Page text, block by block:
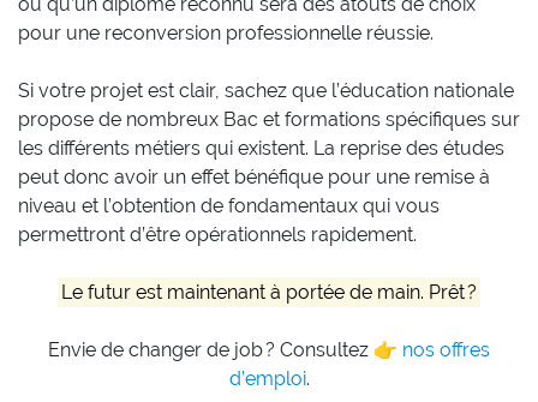
pour une reconversion professionnelle réussie.
Si votre projet est clair, sachez que l’éducation nationale
propose de nombreux Bac et formations spécifiques sur
les différents métiers qui existent. La reprise des études
peut donc avoir un effet bénéfique pour une remise à
niveau et l’obtention de fondamentaux qui vous
permettront d’être opérationnels rapidement.
Le futur est maintenant à portée de main. Prêt ?
Envie de changer de job ? Consultez 👉 nos offres
d’emploi.